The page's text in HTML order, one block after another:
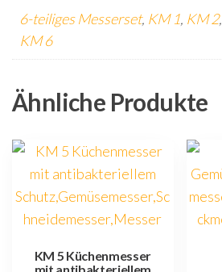
6-teiliges Messerset, KM 1, KM 2,
KM 6
Ähnliche Produkte
KM 5 Küchenmesser